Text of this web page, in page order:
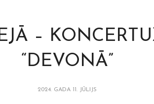
–
“DEVONĀ”
2024. GADA 11. JŪLIJS